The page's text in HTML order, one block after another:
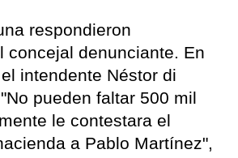
respondieron
concejal denunciante. En
intendente Néstor di
pueden faltar 500 mil
le contestara el
a Pablo Martínez",